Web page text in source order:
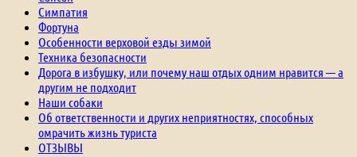
Симпатия
Фортуна
Особенности верховой езды зимой
Техника безопасности
Дорога в избушку, или почему наш отдых одним нравится — а
другим не подходит
Наши собаки
Об ответственности и других неприятностях, способных
омрачить жизнь туриста
ОТЗЫВЫ